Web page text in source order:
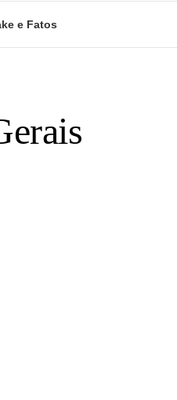
e Fatos